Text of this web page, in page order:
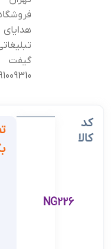
هدایای
گیفت
کد
کالا
NG226